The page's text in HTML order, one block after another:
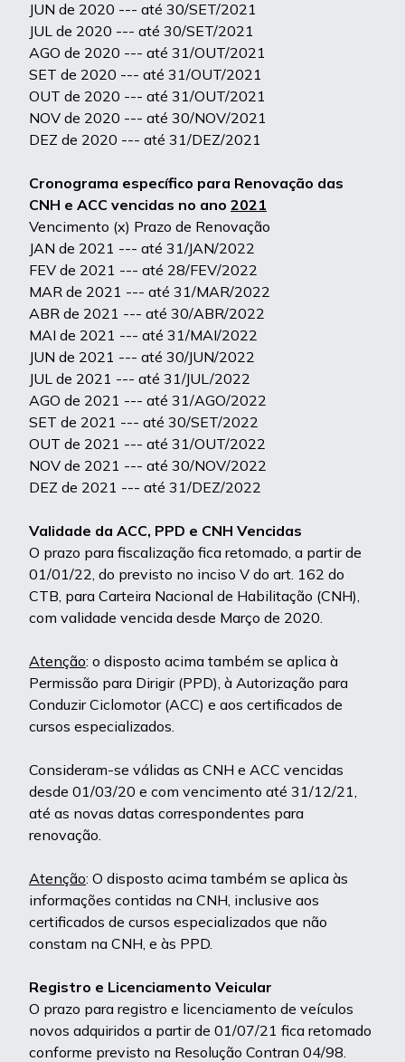
JUN de 2020 --- até 30/SET/2021
JUL de 2020 --- até 30/SET/2021
AGO de 2020 --- até 31/OUT/2021
SET de 2020 --- até 31/OUT/2021
OUT de 2020 --- até 31/OUT/2021
NOV de 2020 --- até 30/NOV/2021
DEZ de 2020 --- até 31/DEZ/2021
Cronograma específico para Renovação das
CNH e ACC vencidas no ano 2021
Vencimento (x) Prazo de Renovação
JAN de 2021 --- até 31/JAN/2022
FEV de 2021 --- até 28/FEV/2022
MAR de 2021 --- até 31/MAR/2022
ABR de 2021 --- até 30/ABR/2022
MAI de 2021 --- até 31/MAI/2022
JUN de 2021 --- até 30/JUN/2022
JUL de 2021 --- até 31/JUL/2022
AGO de 2021 --- até 31/AGO/2022
SET de 2021 --- até 30/SET/2022
OUT de 2021 --- até 31/OUT/2022
NOV de 2021 --- até 30/NOV/2022
DEZ de 2021 --- até 31/DEZ/2022
Validade da ACC, PPD e CNH Vencidas
O prazo para fiscalização fica retomado, a partir de
01/01/22, do previsto no inciso V do art. 162 do
CTB, para Carteira Nacional de Habilitação (CNH),
com validade vencida desde Março de 2020.
Atenção: o disposto acima também se aplica à
Permissão para Dirigir (PPD), à Autorização para
Conduzir Ciclomotor (ACC) e aos certificados de
cursos especializados.
Consideram-se válidas as CNH e ACC vencidas
desde 01/03/20 e com vencimento até 31/12/21,
até as novas datas correspondentes para
renovação.
Atenção: O disposto acima também se aplica às
informações contidas na CNH, inclusive aos
certificados de cursos especializados que não
constam na CNH, e às PPD.
Registro e Licenciamento Veicular
O prazo para registro e licenciamento de veículos
novos adquiridos a partir de 01/07/21 fica retomado
conforme previsto na Resolução Contran 04/98.